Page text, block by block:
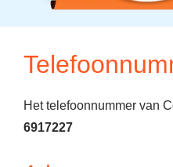
Het telefoonnummer van
6917227